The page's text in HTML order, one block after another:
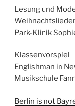
Lesung und
Park-Klinik
Klassenvorspiel
Englishman in
Musikschule
Berlin is not